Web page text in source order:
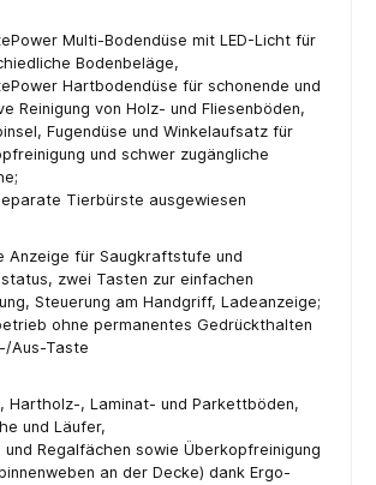
Multi-Bodendüse mit LED-Licht für
Bodenbeläge,
Hartbodendüse für schonende und
Reinigung von Holz- und Fliesenböden,
Fugendüse und Winkelaufsatz für
und schwer zugängliche
Tierbürste ausgewiesen
Anzeige für Saugkraftstufe und
zwei Tasten zur einfachen
Steuerung am Handgriff, Ladeanzeige;
ohne permanentes Gedrückthalten
Aus-Taste
Hartholz-, Laminat- und Parkettböden,
und Läufer,
und Regalfächen sowie Überkopfreinigung
an der Decke) dank Ergo-